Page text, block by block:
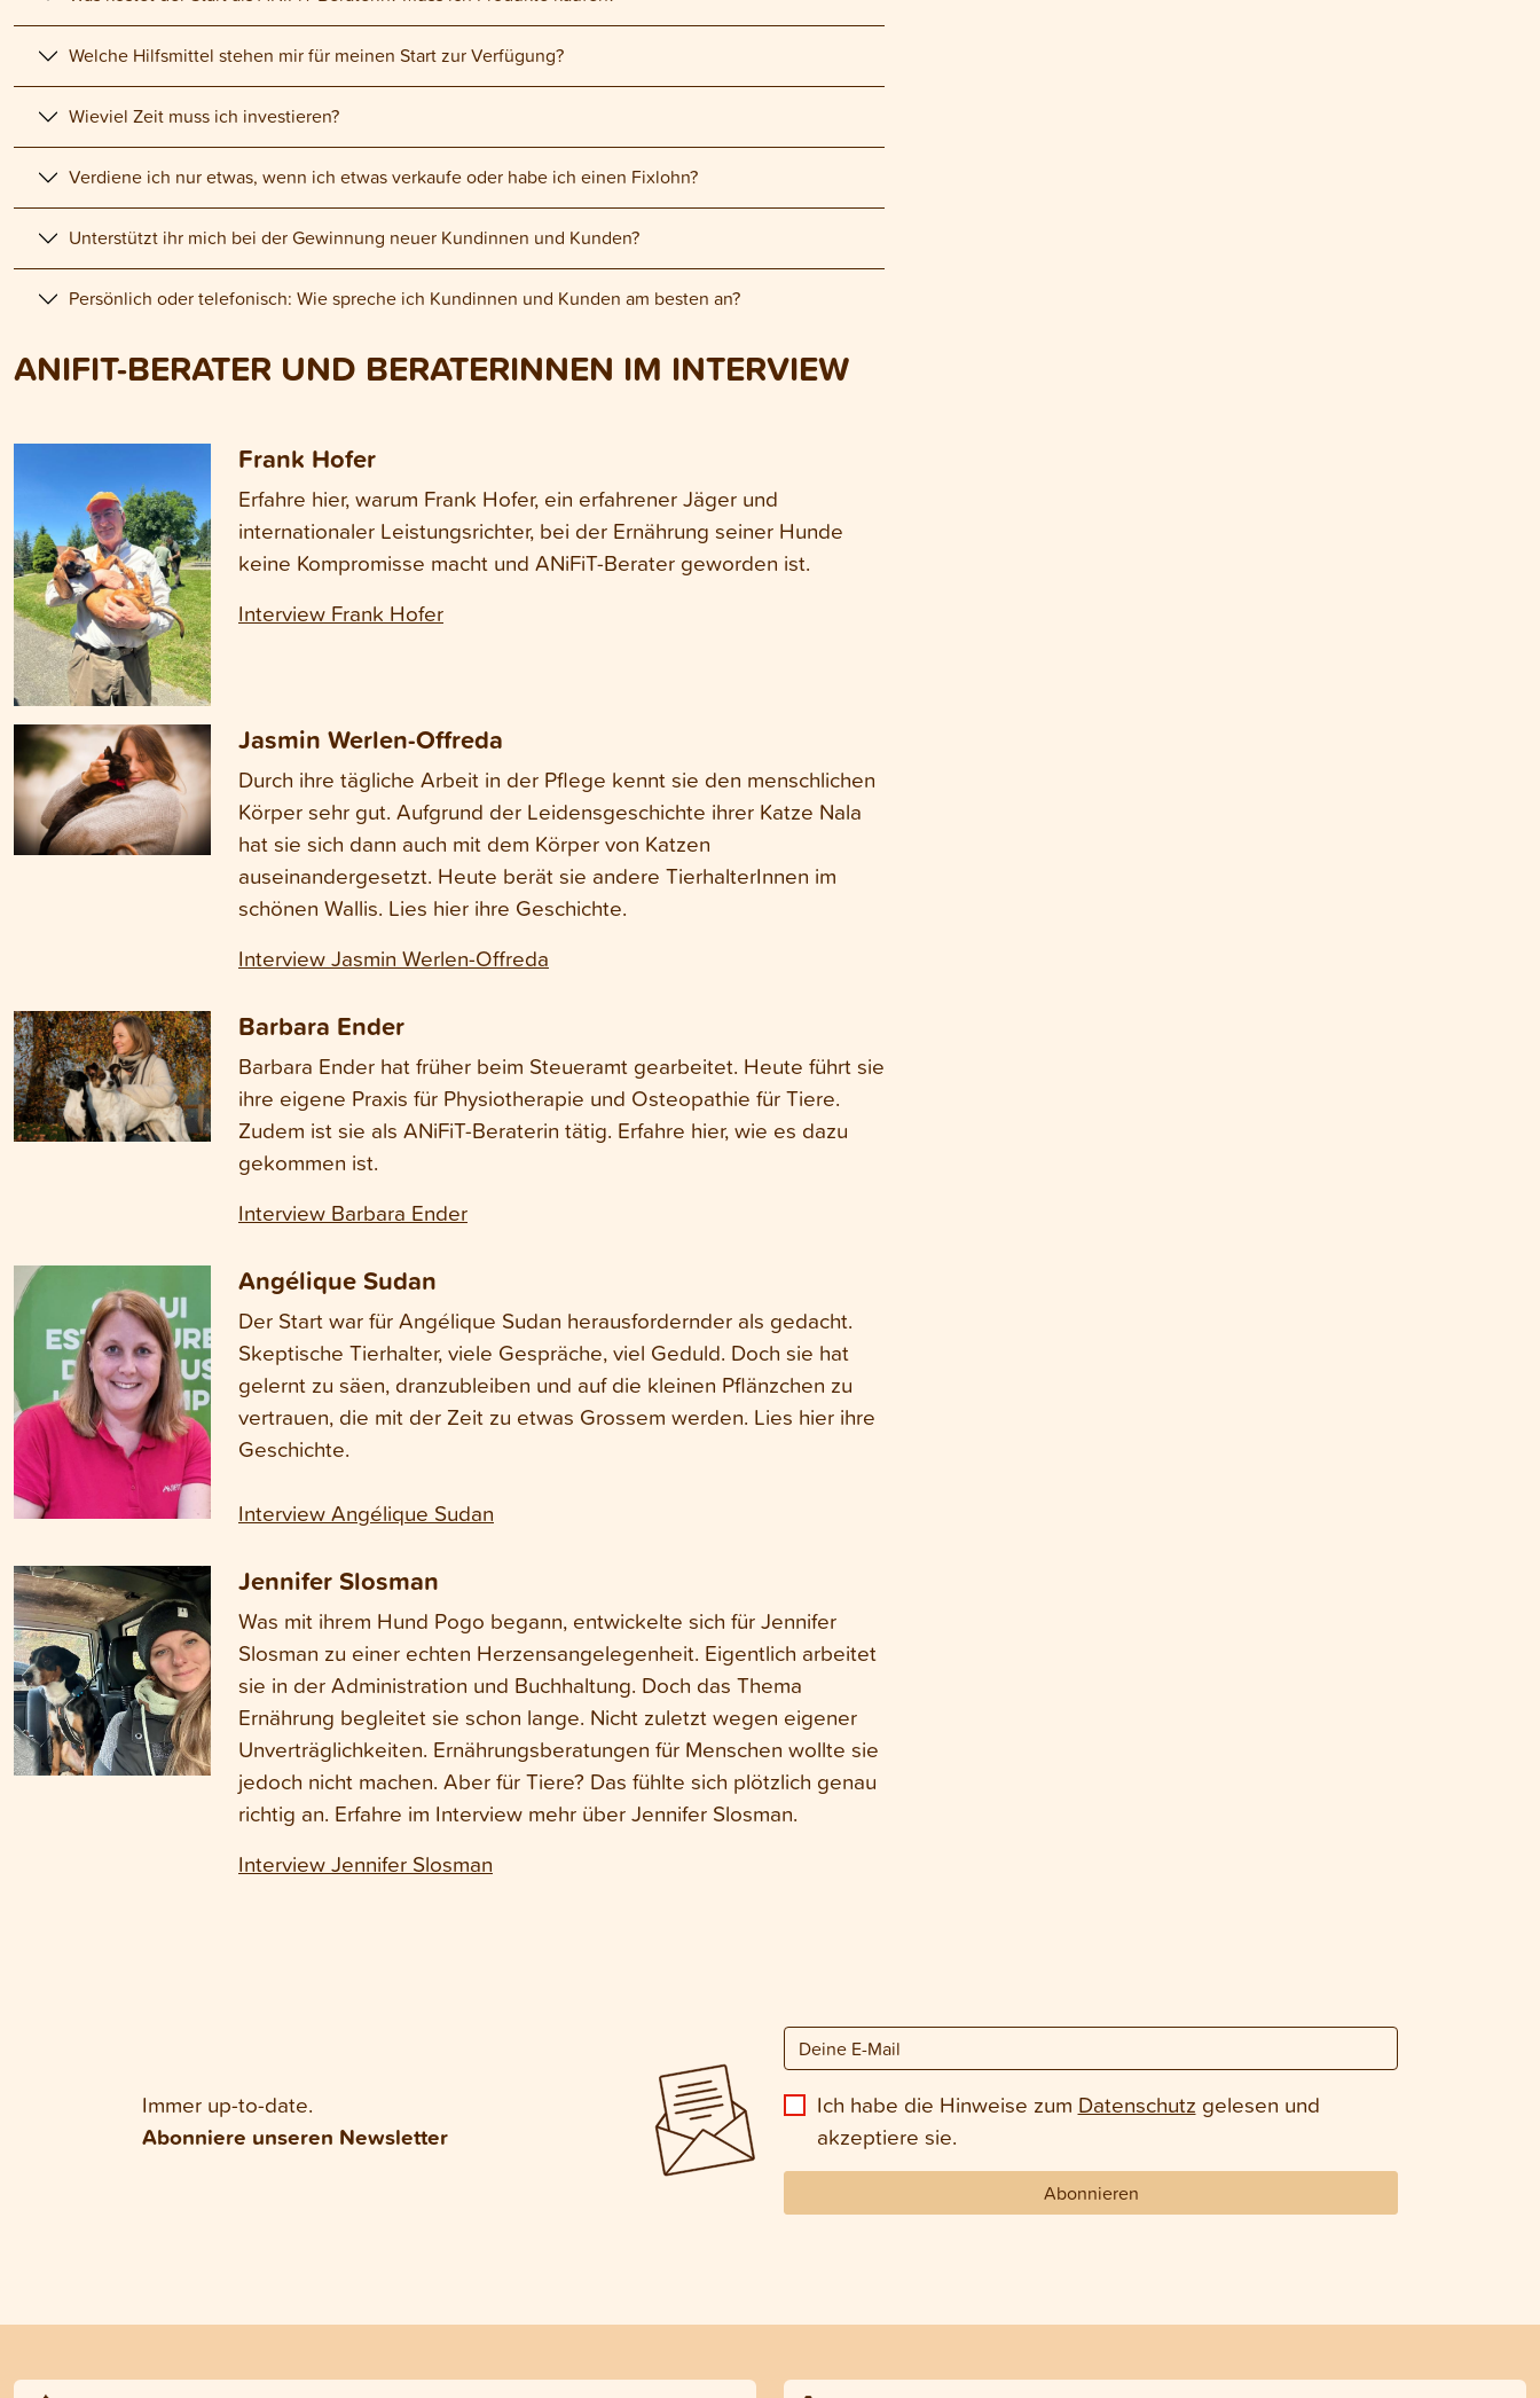
Welche Hilfsmittel stehen mir für meinen Start zur Verfügung?
Wieviel Zeit muss ich investieren?
Verdiene ich nur etwas, wenn ich etwas verkaufe oder habe ich einen Fixlohn?
Unterstützt ihr mich bei der Gewinnung neuer Kundinnen und Kunden?
Persönlich oder telefonisch: Wie spreche ich Kundinnen und Kunden am besten an?
ANIFIT-BERATER UND BERATERINNEN IM INTERVIEW
Frank Hofer
Erfahre hier, warum Frank Hofer, ein erfahrener Jäger und
internationaler Leistungsrichter, bei der Ernährung seiner Hunde
keine Kompromisse macht und ANiFiT-Berater geworden ist.
Interview Frank Hofer
Jasmin Werlen-Offreda
Durch ihre tägliche Arbeit in der Pflege kennt sie den menschlichen
Körper sehr gut. Aufgrund der Leidensgeschichte ihrer Katze Nala
hat sie sich dann auch mit dem Körper von Katzen
auseinandergesetzt. Heute berät sie andere TierhalterInnen im
schönen Wallis. Lies hier ihre Geschichte.
Interview Jasmin Werlen-Offreda
Barbara Ender
Barbara Ender hat früher beim Steueramt gearbeitet. Heute führt sie
ihre eigene Praxis für Physiotherapie und Osteopathie für Tiere.
Zudem ist sie als ANiFiT-Beraterin tätig. Erfahre hier, wie es dazu
gekommen ist.
Interview Barbara Ender
Angélique Sudan
Der Start war für Angélique Sudan herausfordernder als gedacht.
Skeptische Tierhalter, viele Gespräche, viel Geduld. Doch sie hat
gelernt zu säen, dranzubleiben und auf die kleinen Pflänzchen zu
vertrauen, die mit der Zeit zu etwas Grossem werden. Lies hier ihre
Geschichte.
Interview Angélique Sudan
Jennifer Slosman
Was mit ihrem Hund Pogo begann, entwickelte sich für Jennifer
Slosman zu einer echten Herzensangelegenheit. Eigentlich arbeitet
sie in der Administration und Buchhaltung. Doch das Thema
Ernährung begleitet sie schon lange. Nicht zuletzt wegen eigener
Unverträglichkeiten. Ernährungsberatungen für Menschen wollte sie
jedoch nicht machen. Aber für Tiere? Das fühlte sich plötzlich genau
richtig an. Erfahre im Interview mehr über Jennifer Slosman.
Interview Jennifer Slosman
Immer up-to-date.
Abonniere unseren Newsletter
Ich habe die Hinweise zum Datenschutz gelesen und
akzeptiere sie.
Abonnieren